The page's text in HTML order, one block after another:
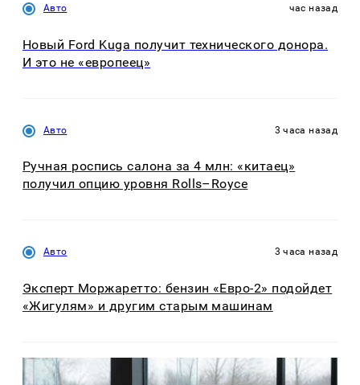
Авто час назад
Новый Ford Kuga получит технического донора.
И это не «европеец»
Авто 3 часа назад
Ручная роспись салона за 4 млн: «китаец»
получил опцию уровня Rolls–Royce
Авто 3 часа назад
Эксперт Моржаретто: бензин «Евро-2» подойдет
«Жигулям» и другим старым машинам